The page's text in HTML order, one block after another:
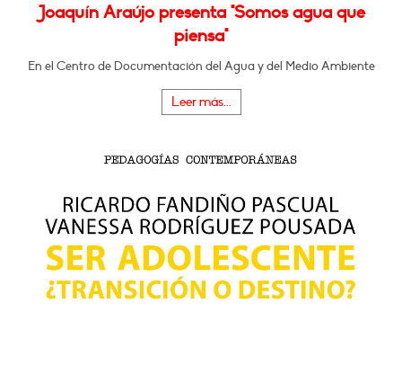
Joaquín Araújo presenta "Somos agua que
piensa"
En el Centro de Documentación del Agua y del Medio Ambiente
Leer más...